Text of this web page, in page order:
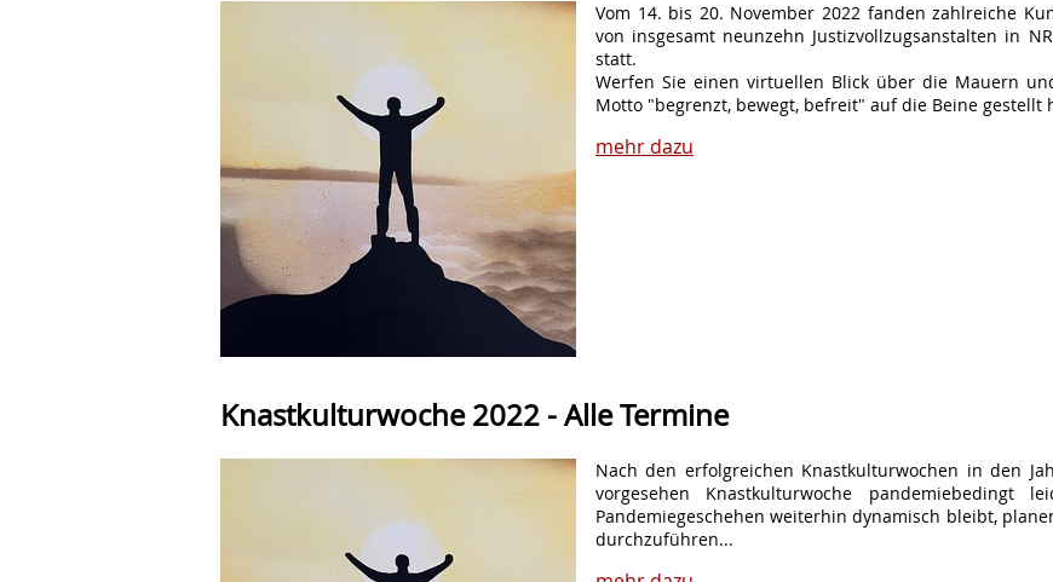
Vom 14. bis 20. November 2022 fanden zahlreiche
von insgesamt neunzehn Justizvollzugsanstalten in
statt.
Werfen Sie einen virtuellen Blick über die Mauern
Motto "begrenzt, bewegt, befreit" auf die Beine gestellt
mehr dazu
Knastkulturwoche 2022 - Alle Termine
Nach den erfolgreichen Knastkulturwochen in den
vorgesehen Knastkulturwoche
Pandemiegeschehen weiterhin dynamisch bleibt,
durchzuführen...